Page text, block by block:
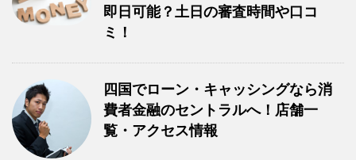
即日可能？土日の審査時間や口コ
ミ！
四国でローン・キャッシングなら消
費者金融のセントラルへ！店舗一
覧・アクセス情報